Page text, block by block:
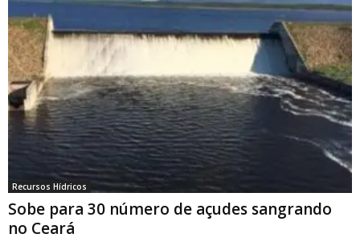
Recursos Hídricos
Sobe para 30 número de açudes sangrando
no Ceará